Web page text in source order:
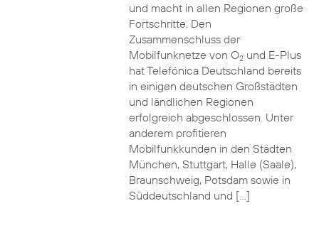
und macht in allen Regionen große
Fortschritte. Den
Zusammenschluss der
Mobilfunknetze von O2und E-Plus
hat Telefónica Deutschland bereits
in einigen deutschen Großstädten
und ländlichen Regionen
erfolgreich abgeschlossen. Unter
anderem profitieren
Mobilfunkkunden in den Städten
München, Stuttgart, Halle (Saale),
Braunschweig, Potsdam sowie in
Süddeutschland und […]